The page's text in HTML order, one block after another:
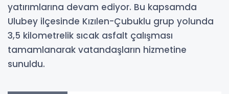
yatırımlarına devam ediyor. Bu kapsamda
Ulubey ilçesinde Kızılen-Çubuklu grup yolunda
3,5 kilometrelik sıcak asfalt çalışması
tamamlanarak vatandaşların hizmetine
sunuldu.